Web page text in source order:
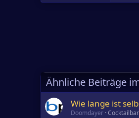
Ähnliche Beiträge
Wie lange ist
Doomdayer Cocktailbar